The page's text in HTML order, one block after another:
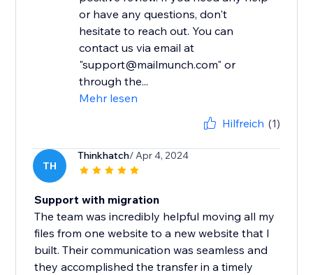
or have any questions, don't
hesitate to reach out. You can
contact us via email at
"support@mailmunch.com" or
through the...
Mehr lesen
Hilfreich (1)
TH
Thinkhatch/ Apr 4, 2024
Support with migration
The team was incredibly helpful moving all my
files from one website to a new website that I
built. Their communication was seamless and
they accomplished the transfer in a timely